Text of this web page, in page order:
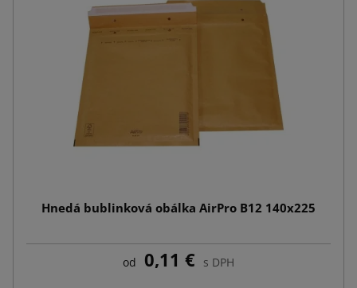
Hnedá bublinková obálka AirPro B12 140x225
od 0,11 € s DPH